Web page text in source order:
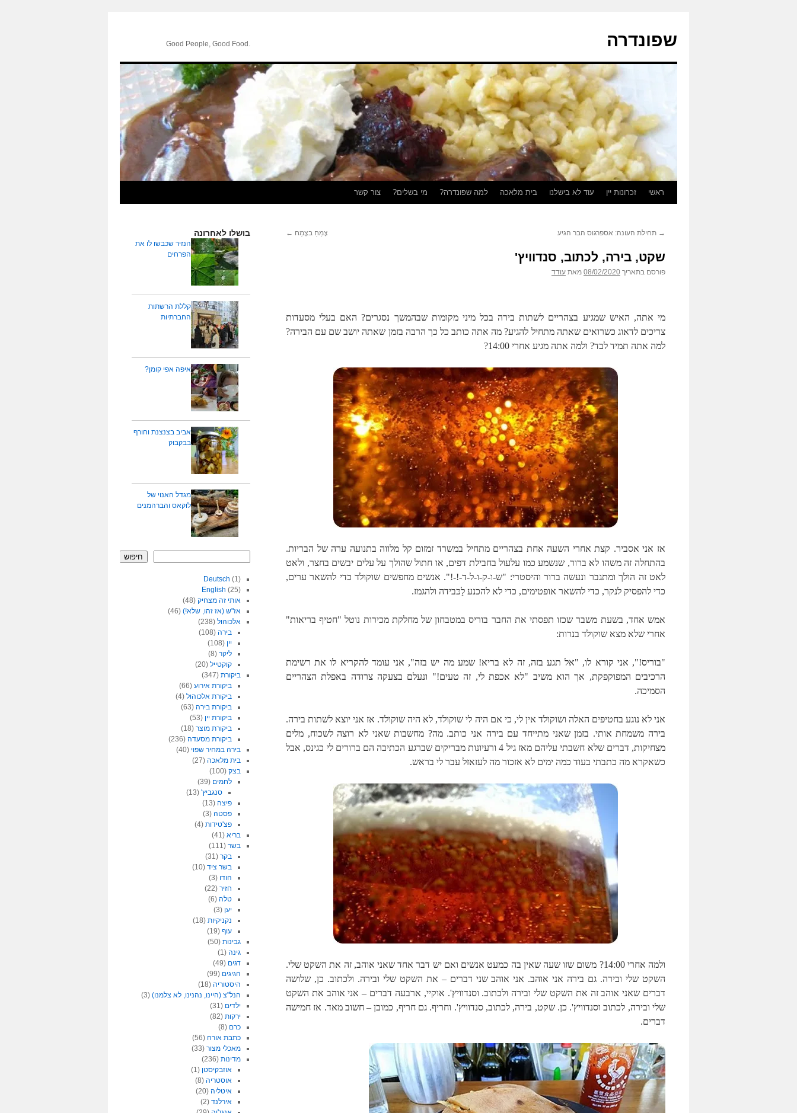
שפונדרה .Good People, Good Food
ראשי זכרונות יין עוד לא בישלנו בית מלאכה למה שפונדרה? מי בשלים? צור קשר
→ תחילת העונה: אספרגוס הבר הגיע צָמֵחַ בצֶמַח ←
שקט, בירה, לכתוב, סנדוויץ'
פורסם בתאריך 08/02/2020 מאת עודד
מי אתה, האיש שמגיע בצהריים לשתות בירה בכל מיני מקומות שבהמשך נסגרים? האם בעלי מסעדות
צריכים לדאוג כשרואים שאתה מתחיל להגיע? מה אתה כותב כל כך הרבה בזמן שאתה יושב שם עם הבירה?
למה אתה תמיד לבד? ולמה אתה מגיע אחרי 14:00?
אז אני אסביר. קצת אחרי השעה אחת בצהריים מתחיל במשרד זמזום קל מלווה בתנועה ערה של הבריות.
בהתחלה זה משהו לא ברור, שנשמע כמו עלעול בחבילת דפים, או חתול שהולך על עלים יבשים בחצר, ולאט
לאט זה הולך ומתגבר ונעשה ברור והיסטרי: "ש-ו-ק-ו-ל-ד-!-!". אנשים מחפשים שוקולד כדי להשאר ערים,
כדי להפסיק לנקר, כדי להשאר אופטימים, כדי לא להכנע לַכּבידה ולהגמז.
אמש אחד, בשעת משבר שכזו תפסתי את החבר בוריס במטבחון של מחלקת מכירות נוטל "חטיף בריאות"
אחרי שלא מצא שוקולד בנרות:
"בוריס!", אני קורא לו, "אל תגע בזה, זה לא בריא! שמע מה יש בזה", אני עומד להקריא לו את רשימת
הרכיבים המפוקפקת, אך הוא משיב "לא אכפת לי, זה טעים!" ונעלם בצעקה צרודה באפלת הצהריים
הסמיכה.
אני לא נוגע בחטיפים האלה ושוקולד אין לי, כי אם היה לי שוקולד, לא היה שוקולד. אז אני יוצא לשתות בירה.
בירה משמחת אותי. בזמן שאני מתייחד עם בירה אני כותב. מה? מחשבות שאני לא רוצה לשכוח, מלים
מצחיקות, דברים שלא חשבתי עליהם מאז גיל 4 ורעיונות מבריקים שברגע הכתיבה הם ברורים לי כגינס, אבל
כשאקרא מה כתבתי בעוד כמה ימים לא אזכור מה לעזאזל עבר לי בראש.
ולמה אחרי 14:00? משום שזו שעה שאין בה כמעט אנשים ואם יש דבר אחד שאני אוהב, זה את השקט שלי.
השקט שלי ובירה. גם בירה אני אוהב. אני אוהב שני דברים – את השקט שלי ובירה. ולכתוב. כן, שלושה
דברים שאני אוהב זה את השקט שלי ובירה ולכתוב. וסנדוויץ'. אוקיי, ארבעה דברים – אני אוהב את השקט
שלי ובירה, לכתוב וסנדוויץ'. כן. שקט, בירה, לכתוב, סנדוויץ'. וחריף. גם חריף, כמובן – חשוב מאד. אז חמישה
דברים.
בושלו לאחרונה
הנזיר שכבשו לו את
הפרחים
קללת הרשתות
החברתיות
איפה אפי קומן?
אביב בצנצנת וחורף
בבקבוק
מגדל האנוי של
לוקאס והברהמנים
חיפוש
Deutsch (1)
English (25)
אותי זה מצחיק(48)
אז"ש (אז זהו, שלא!)(46)
אלכוהול(238)
בירה (108)
יין (108)
ליקר (8)
קוקטייל (20)
ביקורת(347)
ביקורת אירוע (66)
ביקורת אלכוהול (4)
ביקורת בירה (63)
ביקורת יין (53)
ביקורת מוצר (18)
ביקורת מסעדה (236)
בירה במחיר שפוי (40)
בית מלאכה(27)
בצק(100)
לחמים (39)
סנגביץ'(13)
פיצה (13)
פסטה (3)
פצ'טידות (4)
בריא(41)
בשר(111)
בקר (31)
בשר ציד (10)
הודו (3)
חזיר (22)
טלה (6)
יען (3)
נקניקיות (18)
עוף (19)
גבינות(50)
גינה(1)
דגים (49)
הגיגים (99)
היסטוריה(18)
הנל"צ (היינו, נהנינו, לא צלמנו)(3)
ילדים (31)
ירקות(82)
כרם (8)
כתבת אורח (56)
מאכלי מצור(33)
מדינות(236)
אוזבקיסטן (1)
אוסטריה (8)
איטליה (20)
אירלנד (2)